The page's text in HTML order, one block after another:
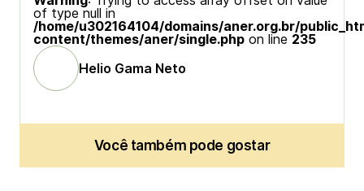
of type null in
/home/u302164104/domains/aner.org.br/
content/themes/aner/single.php on line 235
Helio Gama Neto
Você também pode gostar